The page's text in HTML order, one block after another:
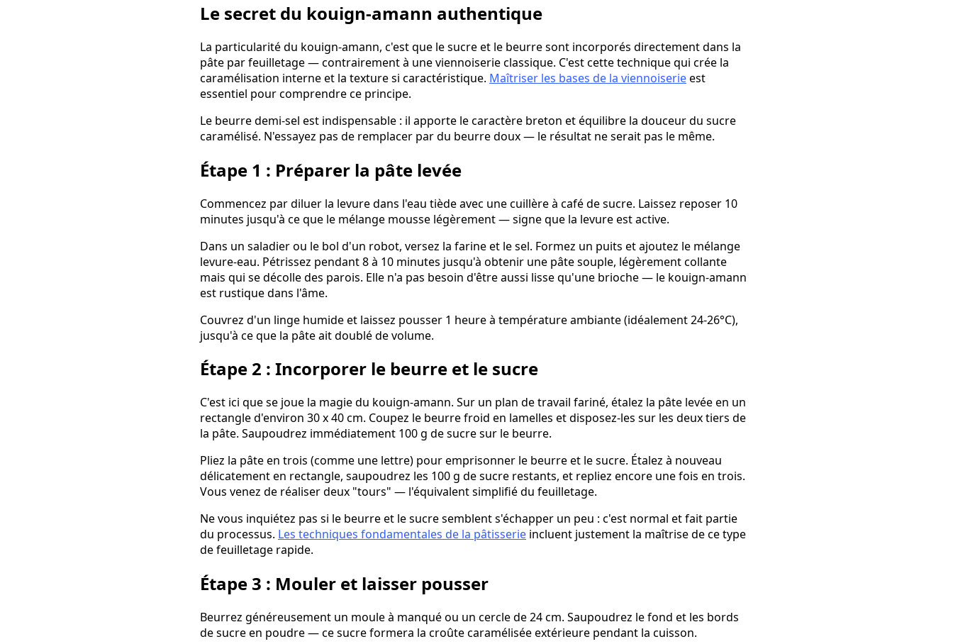
Le secret du kouign-amann authentique
La particularité du kouign-amann, c'est que le sucre et le beurre sont incorporés directement dans la
pâte par feuilletage — contrairement à une viennoiserie classique. C'est cette technique qui crée la
caramélisation interne et la texture si caractéristique. Maîtriser les bases de la viennoiserieest
essentiel pour comprendre ce principe.
Le beurre demi-sel est indispensable : il apporte le caractère breton et équilibre la douceur du sucre
caramélisé. N'essayez pas de remplacer par du beurre doux — le résultat ne serait pas le même.
Étape 1 : Préparer la pâte levée
Commencez par diluer la levure dans l'eau tiède avec une cuillère à café de sucre. Laissez reposer 10
minutes jusqu'à ce que le mélange mousse légèrement — signe que la levure est active.
Dans un saladier ou le bol d'un robot, versez la farine et le sel. Formez un puits et ajoutez le mélange
levure-eau. Pétrissez pendant 8 à 10 minutes jusqu'à obtenir une pâte souple, légèrement collante
mais qui se décolle des parois. Elle n'a pas besoin d'être aussi lisse qu'une brioche — le kouign-amann
est rustique dans l'âme.
Couvrez d'un linge humide et laissez pousser 1 heure à température ambiante (idéalement 24-26°C),
jusqu'à ce que la pâte ait doublé de volume.
Étape 2 : Incorporer le beurre et le sucre
C'est ici que se joue la magie du kouign-amann. Sur un plan de travail fariné, étalez la pâte levée en un
rectangle d'environ 30 x 40 cm. Coupez le beurre froid en lamelles et disposez-les sur les deux tiers de
la pâte. Saupoudrez immédiatement 100 g de sucre sur le beurre.
Pliez la pâte en trois (comme une lettre) pour emprisonner le beurre et le sucre. Étalez à nouveau
délicatement en rectangle, saupoudrez les 100 g de sucre restants, et repliez encore une fois en trois.
Vous venez de réaliser deux "tours" — l'équivalent simplifié du feuilletage.
Ne vous inquiétez pas si le beurre et le sucre semblent s'échapper un peu : c'est normal et fait partie
du processus. Les techniques fondamentales de la pâtisserie incluent justement la maîtrise de ce type
de feuilletage rapide.
Étape 3 : Mouler et laisser pousser
Beurrez généreusement un moule à manqué ou un cercle de 24 cm. Saupoudrez le fond et les bords
de sucre en poudre — ce sucre formera la croûte caramélisée extérieure pendant la cuisson.